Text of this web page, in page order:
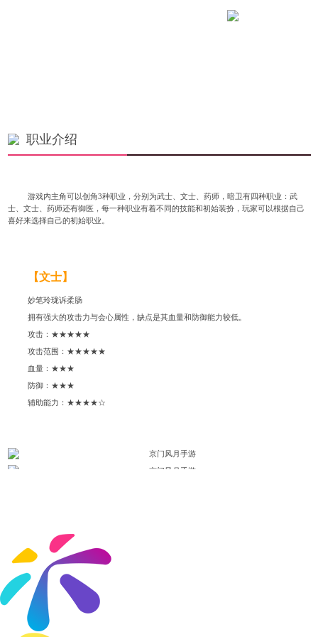
职业介绍
游戏内主角可以创角3种职业，分别为武士、文士、药师，暗卫有四种职业：武
士、文士、药师还有御医，每一种职业有着不同的技能和初始装扮，玩家可以根据自己
喜好来选择自己的初始职业。
【文士】
妙笔玲珑诉柔肠
拥有强大的攻击力与会心属性，缺点是其血量和防御能力较低。
攻击：★★★★★
攻击范围：★★★★★
血量：★★★
防御：★★★
辅助能力：★★★★☆
【武卫】
一剑曾挡百万师
高血量，高防御的代表，是前排抵御攻击的不二人选。
攻击：★★★★☆
攻击范围：★★★
血量：★★★★★